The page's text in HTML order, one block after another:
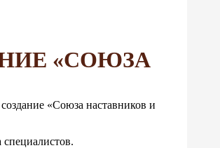
«СОЮЗА
«Союза наставников и